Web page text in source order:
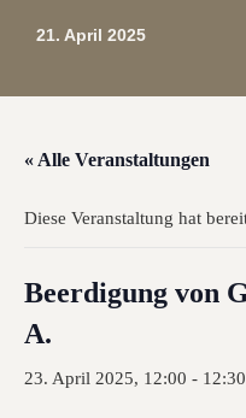
21. April 2025
« Alle Veranstaltungen
Diese Veranstaltung hat
Beerdigung von
A.
23. April 2025, 12:00 - 12:30